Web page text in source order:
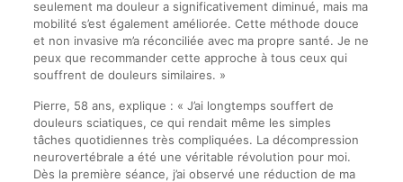
seulement ma douleur a significativement diminué, mais ma
mobilité s’est également améliorée. Cette méthode douce
et non invasive m’a réconciliée avec ma propre santé. Je ne
peux que recommander cette approche à tous ceux qui
souffrent de douleurs similaires. »
Pierre, 58 ans, explique : « J’ai longtemps souffert de
douleurs sciatiques, ce qui rendait même les simples
tâches quotidiennes très compliquées. La décompression
neurovertébrale a été une véritable révolution pour moi.
Dès la première séance, j’ai observé une réduction de ma